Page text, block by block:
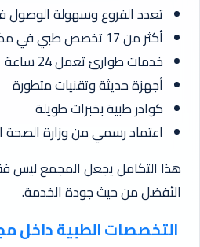
تعدد الفروع وسهولة الوصول
أكثر من 17 تخصص طبي في مكان واحد
خدمات طوارئ تعمل 24 ساعة
أجهزة حديثة وتقنيات متطورة
كوادر طبية بخبرات طويلة
اعتماد رسمي من وزارة الصحة
هذا التكامل يجعل المجمع ليس
الأفضل من حيث جودة الخدمة.
التخصصات الطبية داخل